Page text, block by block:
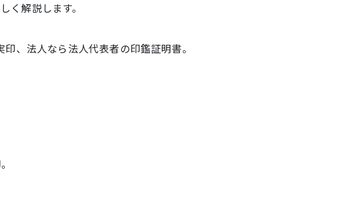
く解説します。
、法人なら法人代表者の印鑑証明書。